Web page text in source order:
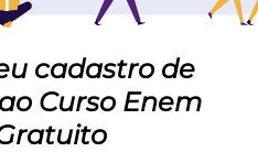
de Hegel
das ideias
cadastro de
Curso Enem